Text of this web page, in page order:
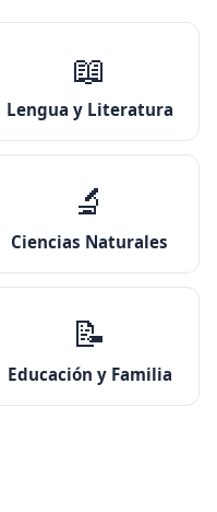
📖
Lengua y Literatura
🔬
Ciencias Naturales
📝
Educación y Familia